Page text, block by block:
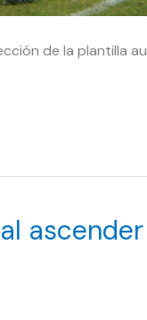
de la plantilla